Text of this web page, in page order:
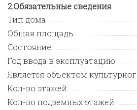
Обязательные сведения
Тип дома
Общая площадь
Состояние
Год ввода в эксплуатацию
Является объектом
Кол-во этажей
Кол-во подземных этажей